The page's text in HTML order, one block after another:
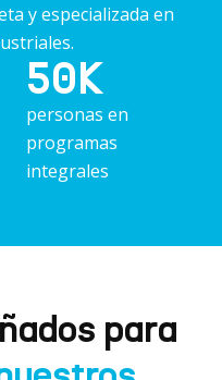
y especializada en
50K
personas en
programas
integrales
para